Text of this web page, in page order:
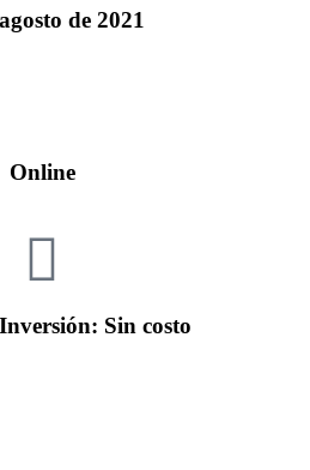
de 2021
Online
Sin costo